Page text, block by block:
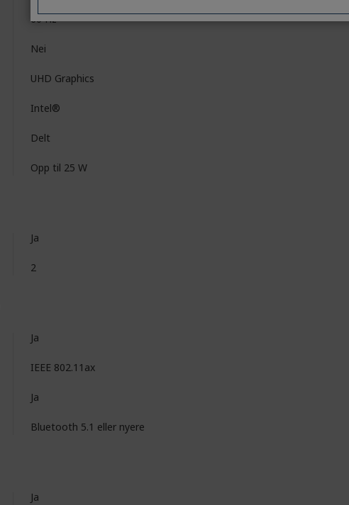
60 Hz
Nei
UHD Graphics
Intel®
Delt
Opp til 25 W
Ja
2
Ja
IEEE 802.11ax
Ja
Bluetooth 5.1 eller nyere
Ja